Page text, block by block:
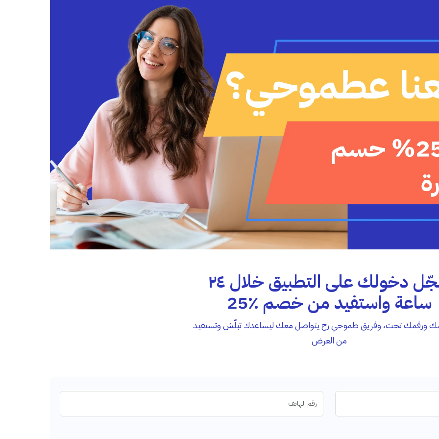
سجّل دخولك على التطبيق خلال ٢٤
ساعة واستفيد من خصم ٪25
ورقمك تحت، وفريق طموحي رح يتواصل معك ليساعدك تبلّش وتستفيد
من العرض